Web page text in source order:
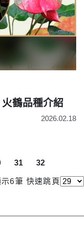
鶴品種介紹
2026.02.18
31 32
6筆 快速跳頁